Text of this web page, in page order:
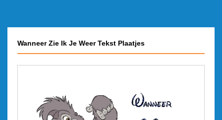
Wanneer Zie Ik Je Weer Tekst Plaatjes